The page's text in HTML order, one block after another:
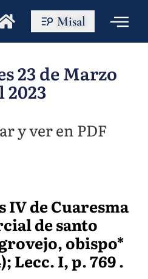
Misal
23 de Marzo
2023
y ver en PDF
IV de Cuaresma
de santo
obispo*
Lecc. I, p. 769 .